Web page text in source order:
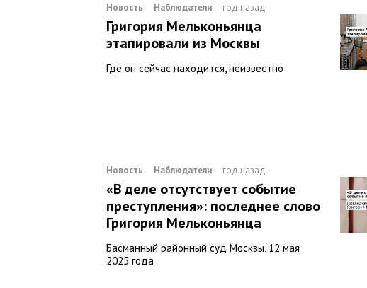
Новость Наблюдатели год назад
Григория Мельконьянца
этапировали из Москвы
Где он сейчас находится, неизвестно
Новость Наблюдатели год назад
«В деле отсутствует событие
преступления»: последнее слово
Григория Мельконьянца
Басманный районный суд Москвы, 12 мая
2025 года